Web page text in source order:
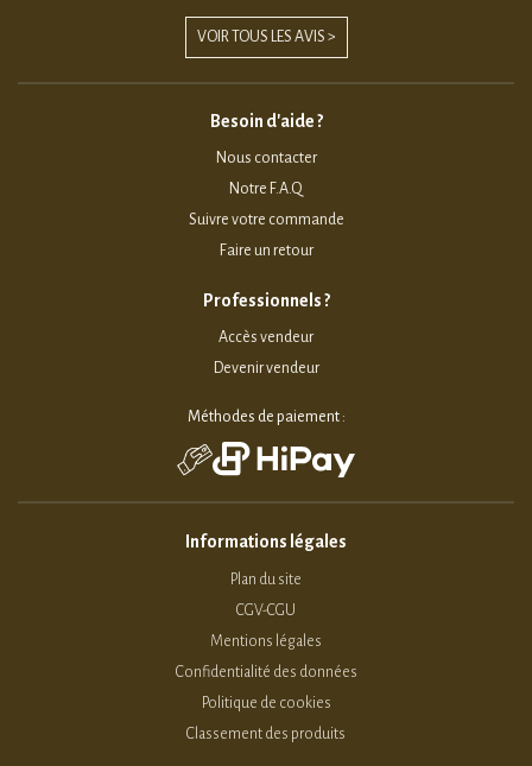
VOIR TOUS LES AVIS >
Besoin d'aide ?
Nous contacter
Notre F.A.Q
Suivre votre commande
Faire un retour
Professionnels ?
Accès vendeur
Devenir vendeur
Méthodes de paiement :
Informations légales
Plan du site
CGV-CGU
Mentions légales
Confidentialité des données
Politique de cookies
Classement des produits